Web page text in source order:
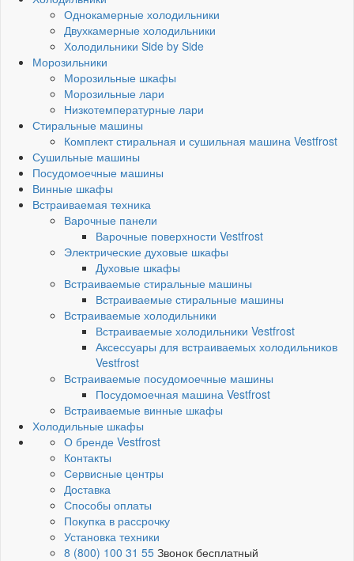
Однокамерные холодильники
Двухкамерные холодильники
Холодильники Side by Side
Морозильники
Морозильные шкафы
Морозильные лари
Низкотемпературные лари
Стиральные машины
Комплект стиральная и сушильная машина Vestfrost
Сушильные машины
Посудомоечные машины
Винные шкафы
Встраиваемая техника
Варочные панели
Варочные поверхности Vestfrost
Электрические духовые шкафы
Духовые шкафы
Встраиваемые стиральные машины
Встраиваемые стиральные машины
Встраиваемые холодильники
Встраиваемые холодильники Vestfrost
Аксессуары для встраиваемых холодильников
Vestfrost
Встраиваемые посудомоечные машины
Посудомоечная машина Vestfrost
Встраиваемые винные шкафы
Холодильные шкафы
О бренде Vestfrost
Контакты
Сервисные центры
Доставка
Способы оплаты
Покупка в рассрочку
Установка техники
8 (800) 100 31 55 Звонок бесплатный